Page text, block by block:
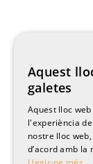
Aquest
galetes
Aquest lloc
l'experiència
nostre lloc
d’acord amb la